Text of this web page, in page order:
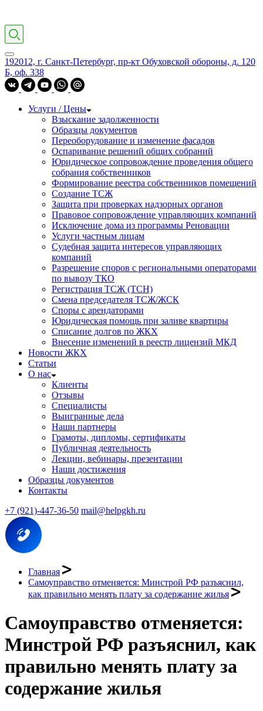
192012, г. Санкт-Петербург, пр-кт Обуховской обороны, д. 120
Б, оф. 338
Услуги / Цены
Взыскание задолженности
Образцы документов
Переоборудование и изменение фасадов
Оспаривание решений общих собраний
Юридическое сопровождение проведения общего
собрания собственников
Формирование реестра собственников помещений
Создание ТСЖ
Защита при проверках надзорных органов
Правовое сопровождение управляющих компаний
Исключение дома из программы Реновации
Услуги частным лицам
Судебная защита интересов управляющих
компаний
Разрешение споров с региональными операторами
по вывозу ТКО
Регистрация ТСЖ (ТСН)
Смена председателя ТСЖ/ЖСК
Споры с арендаторами
Юридическая помощь при заливе квартиры
Списание долгов по ЖКХ
Внесение изменений в реестр лицензий МКД
Новости ЖКХ
Статьи
О нас
Клиенты
Отзывы
Специалисты
Выигранные дела
Наши партнеры
Грамоты, дипломы, сертификаты
Публичная деятельность
Лекции, вебинары, презентации
Наши достижения
Образцы документов
Контакты
+7 (921)-447-36-50 mail@helpgkh.ru
Главная
Самоуправство отменяется: Минстрой РФ разъяснил,
как правильно менять плату за содержание жилья
Самоуправство отменяется:
Минстрой РФ разъяснил, как
правильно менять плату за
содержание жилья